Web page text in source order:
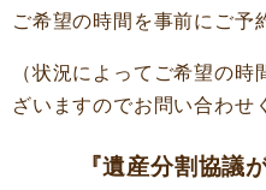
ご希望の時間を事前にご予
（状況によってご希望の
ざいますのでお問い合わせ
『遺産分割協議